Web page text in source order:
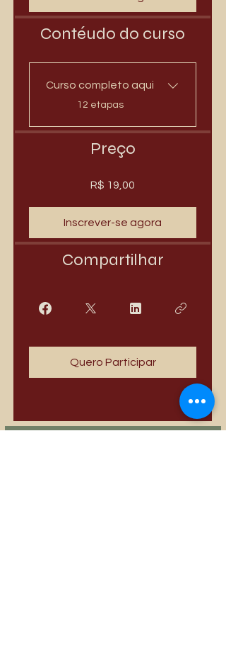
Contéudo do curso
Curso completo aqui
.
12 etapas
Preço
R$ 19,00
Inscrever-se agora
Compartilhar
Quero Participar